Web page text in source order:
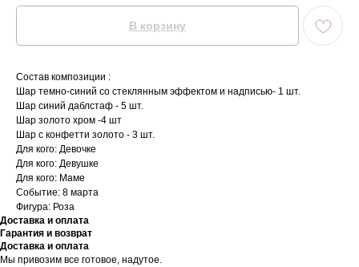
В корзину
Состав композиции :
Шар темно-синий со стеклянным эффектом и надписью- 1 шт.
Шар синий даблстаф - 5 шт.
Шар золото хром -4 шт
Шар с конфетти золото - 3 шт.
Для кого: Девочке
Для кого: Девушке
Для кого: Маме
Событие: 8 марта
Фигура: Роза
Доставка и оплата
Гарантия и возврат
Доставка и оплата
Мы привозим все готовое, надутое.